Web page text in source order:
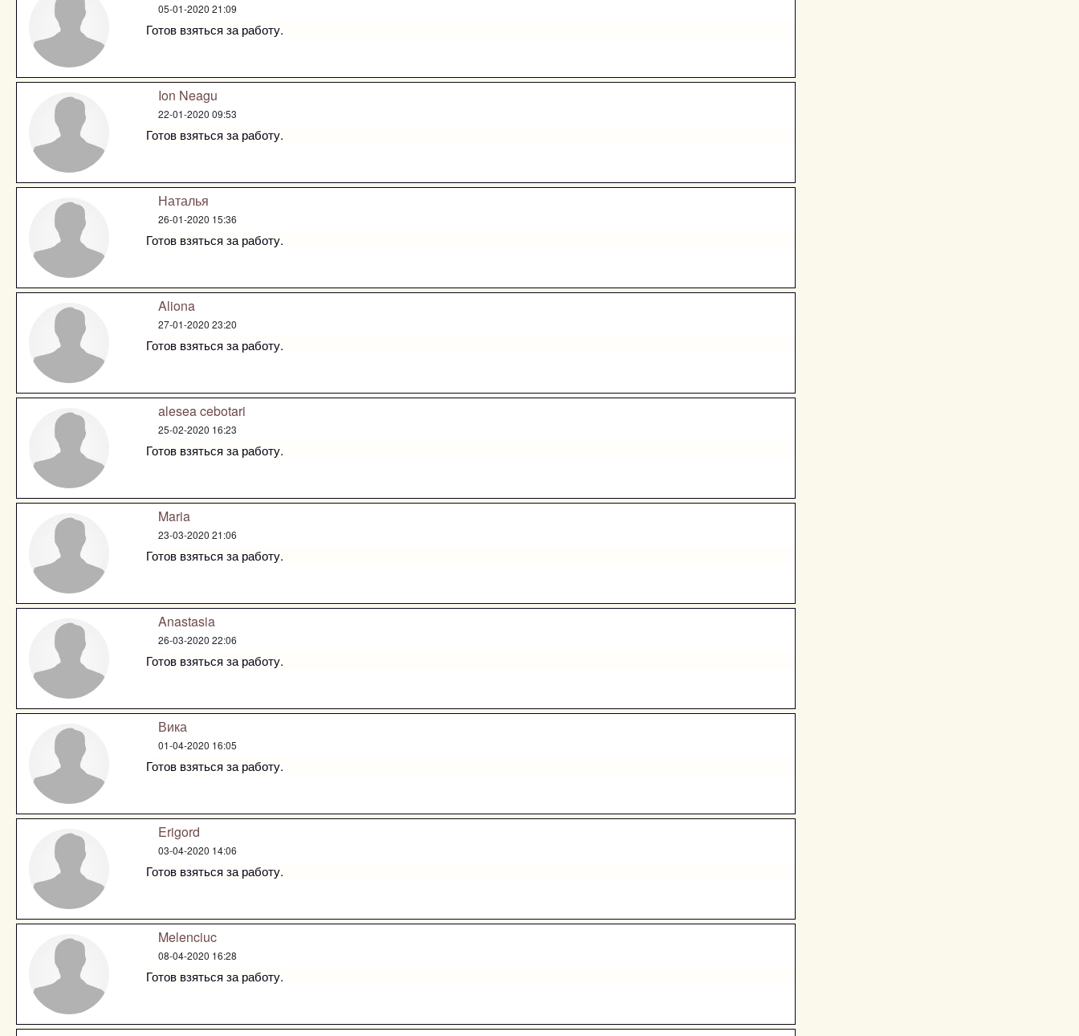
05-01-2020 21:09
Готов взяться за работу.
Ion Neagu
22-01-2020 09:53
Готов взяться за работу.
Наталья
26-01-2020 15:36
Готов взяться за работу.
Aliona
27-01-2020 23:20
Готов взяться за работу.
alesea cebotari
25-02-2020 16:23
Готов взяться за работу.
Maria
23-03-2020 21:06
Готов взяться за работу.
Anastasia
26-03-2020 22:06
Готов взяться за работу.
Вика
01-04-2020 16:05
Готов взяться за работу.
Erigord
03-04-2020 14:06
Готов взяться за работу.
Melenciuc
08-04-2020 16:28
Готов взяться за работу.